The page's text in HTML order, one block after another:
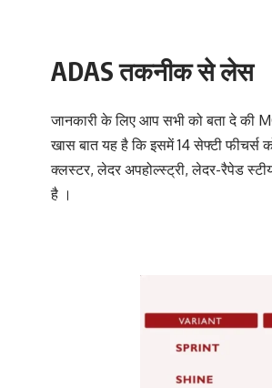
ADAS तकनीक से लेस
जानकारी के लिए आप सभी को बता दे
खास बात यह है कि इसमें 14 सेफ्टी
क्लस्टर, लेदर अपहोल्स्ट्री, लेदर-रैपेड
है ।